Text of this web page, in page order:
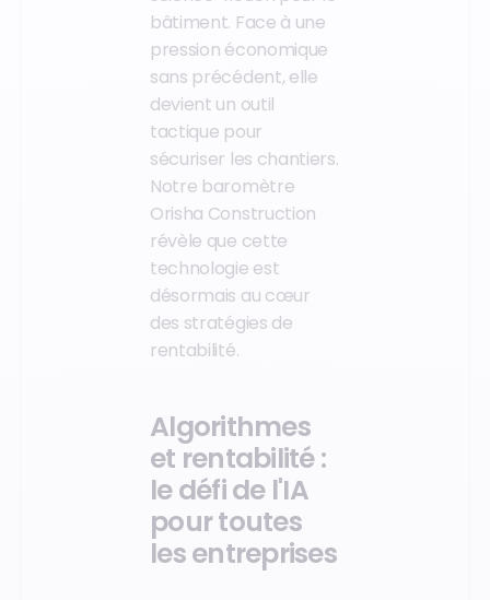
bâtiment. Face à une
pression économique
sans précédent, elle
devient un outil
tactique pour
sécuriser les chantiers.
Notre baromètre
Orisha Construction
révèle que cette
technologie est
désormais au cœur
des stratégies de
rentabilité.
Algorithmes
et rentabilité :
le défi de l'IA
pour toutes
les entreprises